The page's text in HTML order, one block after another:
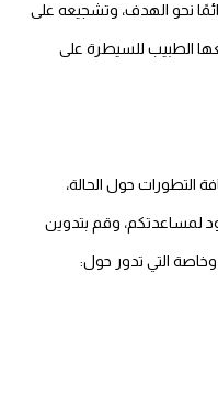
نحو الهدف، وتشجيعه على
الطبيب للسيطرة على
التطورات حول الحالة،
لمساعدتكم، وقم بتدوين
التي تدور حول: